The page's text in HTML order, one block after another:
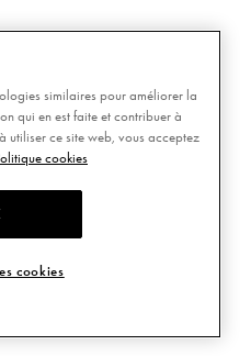
similaires pour améliorer la
qui en est faite et contribuer à
utiliser ce site web, vous acceptez
cookies
cookies